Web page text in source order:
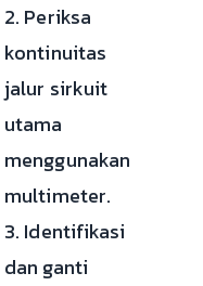
2. Periksa
kontinuitas
jalur sirkuit
utama
menggunakan
multimeter.
3. Identifikasi
dan ganti